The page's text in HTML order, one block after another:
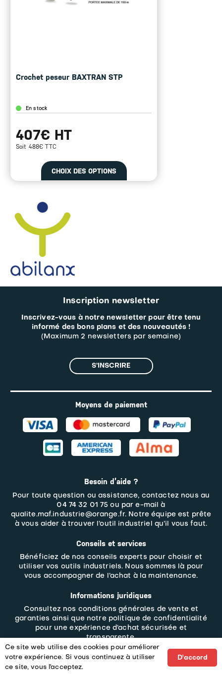
Crochet peseur BAXTRAN STP
En stock
407€ HT
Soit 488€ TTC
CHOIX DES OPTIONS
Inscription newsletter
Inscrivez-vous à notre newsletter pour être tenu
informé des bons plans et des nouveautés !
(Maximum 2 newsletters par semaine)
S’INSCRIRE
Moyens de paiement
Besoin d’aide ?
Pour toute question ou assistance, contactez nous au
04 74 32 01 75 ou par e-mail à
qualite.maf.industrie@orange.fr. Notre équipe est prête
à vous aider à trouver l’outil industriel qu’il vous faut.
Conseils et services
Bénéficiez de nos conseils experts pour choisir et
utiliser vos outils industriels. Nous sommes là pour
vous accompagner de l’achat à la maintenance.
Informations juridiques
Consultez nos conditions générales de vente et
garanties ainsi que notre politique de confidentialité
pour une expérience d’achat sécurisée et
transparente.
Tous droits réservés MAF INDUSTRIE – 2023 – un site web
e-commerce SITI
Ce site web utilise des cookies pour améliorer
votre expérience. Si vous continuez à utiliser
ce site, vous l'acceptez.
D'accord